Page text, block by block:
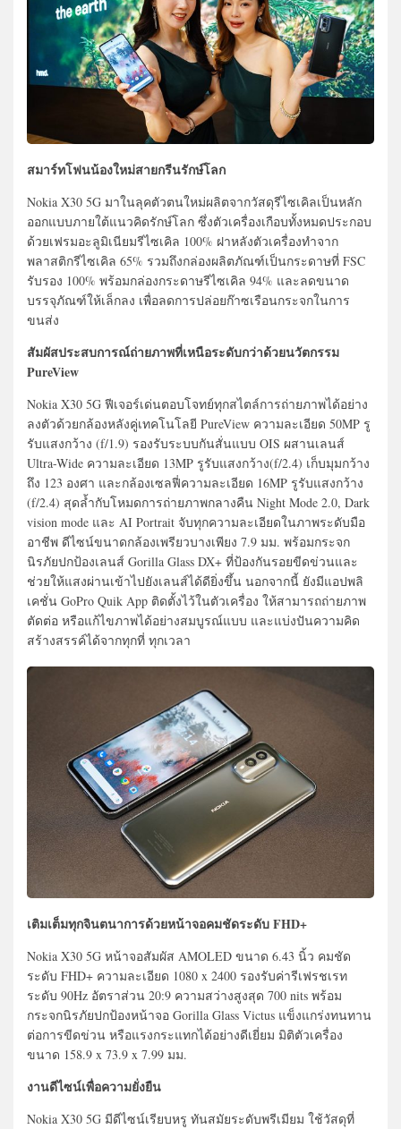
สมาร์ทโฟนน้องใหม่สายกรีนรักษ์โลก
Nokia X30 5G มาในลุคตัวตนใหม่ผลิตจากวัสดุรีไซเคิลเป็นหลัก
ออกแบบภายใต้แนวคิดรักษ์โลก ซึ่งตัวเครื่องเกือบทั้งหมดประกอบ
ด้วยเฟรมอะลูมิเนียมรีไซเคิล 100% ฝาหลังตัวเครื่องทำจาก
พลาสติกรีไซเคิล 65% รวมถึงกล่องผลิตภัณฑ์เป็นกระดาษที่ FSC
รับรอง 100% พร้อมกล่องกระดาษรีไซเคิล 94% และลดขนาด
บรรจุภัณฑ์ให้เล็กลง เพื่อลดการปล่อยก๊าซเรือนกระจกในการ
ขนส่ง
สัมผัสประสบการณ์ถ่ายภาพที่เหนือระดับกว่าด้วยนวัตกรรม
PureView
Nokia X30 5G ฟีเจอร์เด่นตอบโจทย์ทุกสไตล์การถ่ายภาพได้อย่าง
ลงตัวด้วยกล้องหลังคู่เทคโนโลยี PureView ความละเอียด 50MP รู
รับแสงกว้าง (f/1.9) รองรับระบบกันสั่นแบบ OIS ผสานเลนส์
Ultra-Wide ความละเอียด 13MP รูรับแสงกว้าง(f/2.4) เก็บมุมกว้าง
ถึง 123 องศา และกล้องเซลฟี่ความละเอียด 16MP รูรับแสงกว้าง
(f/2.4) สุดล้ำกับโหมดการถ่ายภาพกลางคืน Night Mode 2.0, Dark
vision mode และ AI Portrait จับทุกความละเอียดในภาพระดับมือ
อาชีพ ดีไซน์ขนาดกล้องเพรียวบางเพียง 7.9 มม. พร้อมกระจก
นิรภัยปกป้องเลนส์ Gorilla Glass DX+ ที่ป้องกันรอยขีดข่วนและ
ช่วยให้แสงผ่านเข้าไปยังเลนส์ได้ดียิ่งขึ้น นอกจากนี้ ยังมีแอปพลิ
เคชั่น GoPro Quik App ติดตั้งไว้ในตัวเครื่อง ให้สามารถถ่ายภาพ
ตัดต่อ หรือแก้ไขภาพได้อย่างสมบูรณ์แบบ และแบ่งปันความคิด
สร้างสรรค์ได้จากทุกที่ ทุกเวลา
เติมเต็มทุกจินตนาการด้วยหน้าจอคมชัดระดับ FHD+
Nokia X30 5G หน้าจอสัมผัส AMOLED ขนาด 6.43 นิ้ว คมชัด
ระดับ FHD+ ความละเอียด 1080 x 2400 รองรับค่ารีเฟรชเรท
ระดับ 90Hz อัตราส่วน 20:9 ความสว่างสูงสุด 700 nits พร้อม
กระจกนิรภัยปกป้องหน้าจอ Gorilla Glass Victus แข็งแกร่งทนทาน
ต่อการขีดข่วน หรือแรงกระแทกได้อย่างดีเยี่ยม มิติตัวเครื่อง
ขนาด 158.9 x 73.9 x 7.99 มม.
งานดีไซน์เพื่อความยั่งยืน
Nokia X30 5G มีดีไซน์เรียบหรู ทันสมัยระดับพรีเมียม ใช้วัสดุที่